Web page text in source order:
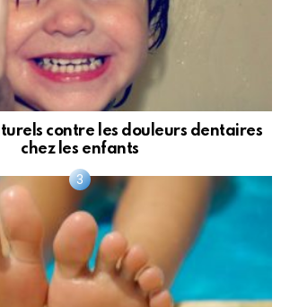
contre les douleurs dentaires
chez les enfants